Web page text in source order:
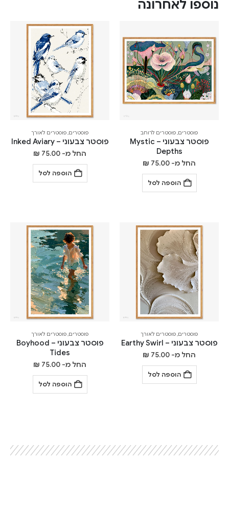
נוספו לאחרונה
פוסטרים,פוסטרים לרוחב
פוסטר צבעוני – Mystic
Depths
החל מ- ₪ 75.00
הוספה לסל
פוסטרים,פוסטרים לאורך
פוסטר צבעוני – Inked Aviary
החל מ- ₪ 75.00
הוספה לסל
פוסטרים,פוסטרים לאורך
פוסטר צבעוני – Earthy Swirl
החל מ- ₪ 75.00
הוספה לסל
פוסטרים,פוסטרים לאורך
פוסטר צבעוני – Boyhood
Tides
החל מ- ₪ 75.00
הוספה לסל